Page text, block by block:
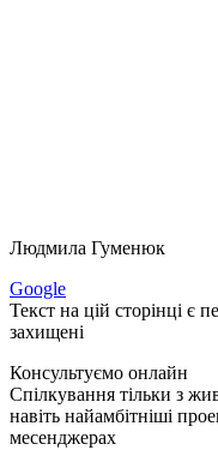
Людмила Гуменюк
Google
Текст на цій сторінці є
захищені
Консультуємо онлайн
Спілкування тільки з
навіть найамбітніші
месенджерах